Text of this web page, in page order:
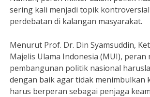
sering kali menjadi topik
perdebatan di kalangan masyarakat.
Menurut Prof. Dr. Din Syamsuddin,
Majelis Ulama Indonesia (MUI), peran
pembangunan politik nasional
dengan baik agar tidak menimbulkan
harus berperan sebagai penjaga